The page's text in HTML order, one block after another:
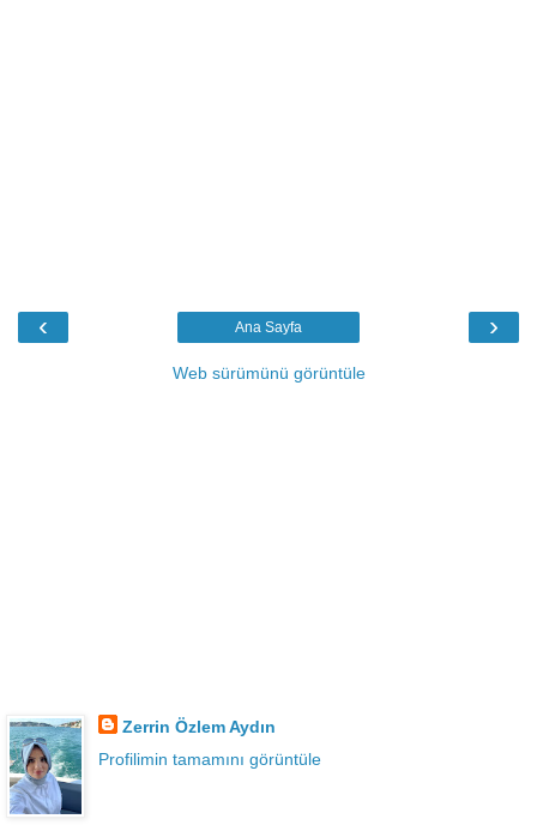
‹ ›
Ana Sayfa
Web sürümünü görüntüle
Zerrin Özlem Aydın
Profilimin tamamını görüntüle